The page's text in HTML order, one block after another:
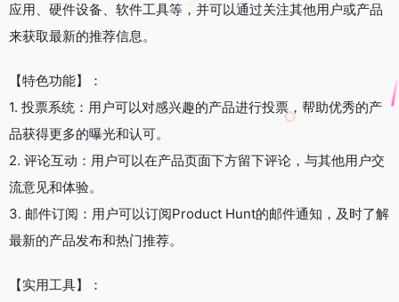
应用、硬件设备、软件工具等，并可以通过关注其他用户或产品
来获取最新的推荐信息。
【特色功能】：
1. 投票系统：用户可以对感兴趣的产品进行投票，帮助优秀的产
品获得更多的曝光和认可。
2. 评论互动：用户可以在产品页面下方留下评论，与其他用户交
流意见和体验。
3. 邮件订阅：用户可以订阅Product Hunt的邮件通知，及时了解
最新的产品发布和热门推荐。
【实用工具】：